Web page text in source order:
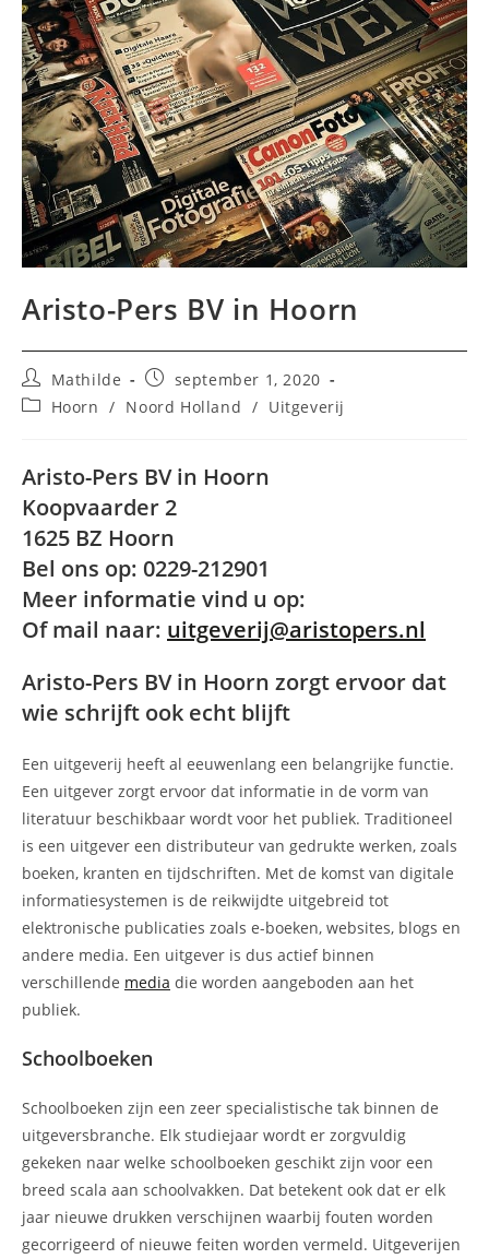
Aristo-Pers BV in Hoorn
Bericht
auteur:
Mathilde
Bericht
gepubliceerd
op:
september 1, 2020
Berichtcategorie:
Hoorn / Noord Holland / Uitgeverij
Aristo-Pers BV in Hoorn
Koopvaarder 2
1625 BZ Hoorn
Bel ons op: 0229-212901
Meer informatie vind u op:
Of mail naar: uitgeverij@aristopers.nl
Aristo-Pers BV in Hoorn zorgt ervoor dat
wie schrijft ook echt blijft
Een uitgeverij heeft al eeuwenlang een belangrijke functie.
Een uitgever zorgt ervoor dat informatie in de vorm van
literatuur beschikbaar wordt voor het publiek. Traditioneel
is een uitgever een distributeur van gedrukte werken, zoals
boeken, kranten en tijdschriften. Met de komst van digitale
informatiesystemen is de reikwijdte uitgebreid tot
elektronische publicaties zoals e-boeken, websites, blogs en
andere media. Een uitgever is dus actief binnen
verschillende media die worden aangeboden aan het
publiek.
Schoolboeken
Schoolboeken zijn een zeer specialistische tak binnen de
uitgeversbranche. Elk studiejaar wordt er zorgvuldig
gekeken naar welke schoolboeken geschikt zijn voor een
breed scala aan schoolvakken. Dat betekent ook dat er elk
jaar nieuwe drukken verschijnen waarbij fouten worden
gecorrigeerd of nieuwe feiten worden vermeld. Uitgeverijen